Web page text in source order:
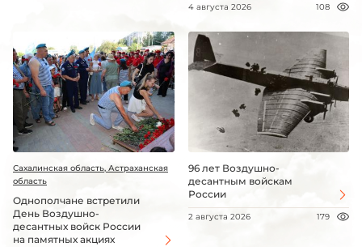
4 августа 2026 108
Сахалинская область, Астраханская
область
Однополчане встретили
День Воздушно-
десантных войск России
на памятных акциях
96 лет Воздушно-
десантным войскам
России
2 августа 2026 179